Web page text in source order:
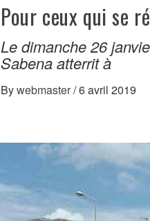
Pour ceux qui se
Le dimanche 26
Sabena atterrit à
Bywebmaster/6 avril 2019